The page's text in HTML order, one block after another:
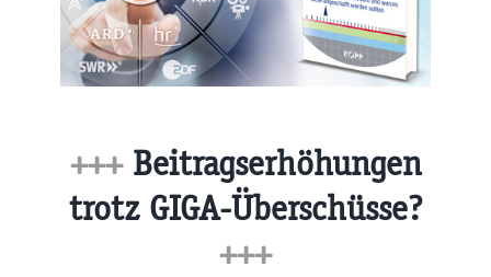
+++ Beitragserhöhungen
trotz GIGA-Überschüsse?
+++